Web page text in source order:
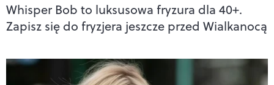
Whisper Bob to luksusowa fryzura dla 40+.
Zapisz się do fryzjera jeszcze przed Wialkanocą